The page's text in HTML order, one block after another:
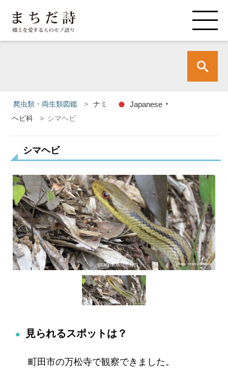
爬虫類・両生類図鑑 >
ナミ
ヘビ科
> シマヘビ
Japanese ▼
シマヘビ
見られるスポットは？
町田市の万松寺で観察できました。